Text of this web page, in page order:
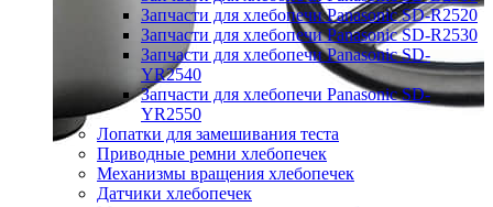
Запчасти для хлебопечи Panasonic SD-R2520
Запчасти для хлебопечи Panasonic SD-R2530
Запчасти для хлебопечи Panasonic SD-
YR2540
Запчасти для хлебопечи Panasonic SD-
YR2550
Лопатки для замешивания теста
Приводные ремни хлебопечек
Механизмы вращения хлебопечек
Датчики хлебопечек